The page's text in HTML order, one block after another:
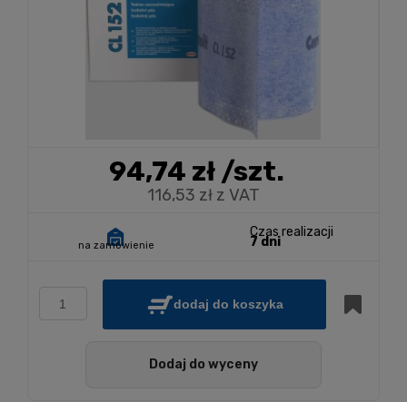
94,74 zł/szt.
116,53 zł z VAT
na zamówienie
Czas realizacji
7 dni
dodaj do koszyka
Dodaj do wyceny